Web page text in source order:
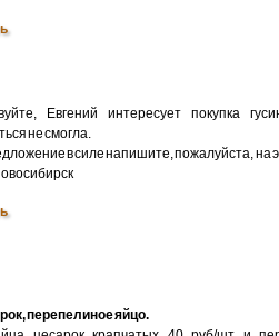
Евгений интересует покупка
не смогла.
в силе напишите, пожалуйста, на
перепелиное яйцо.